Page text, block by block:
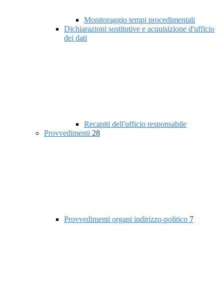
Monitoraggio tempi procedimentali
Dichiarazioni sostitutive e acquisizione d'ufficio
dei dati
Recapiti dell'ufficio responsabile
Provvedimenti 28
Provvedimenti organi indirizzo-politico 7